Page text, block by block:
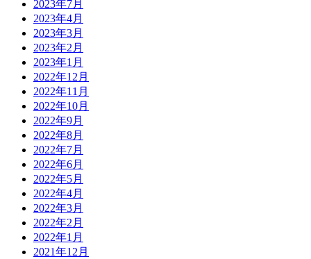
2023年7月
2023年4月
2023年3月
2023年2月
2023年1月
2022年12月
2022年11月
2022年10月
2022年9月
2022年8月
2022年7月
2022年6月
2022年5月
2022年4月
2022年3月
2022年2月
2022年1月
2021年12月